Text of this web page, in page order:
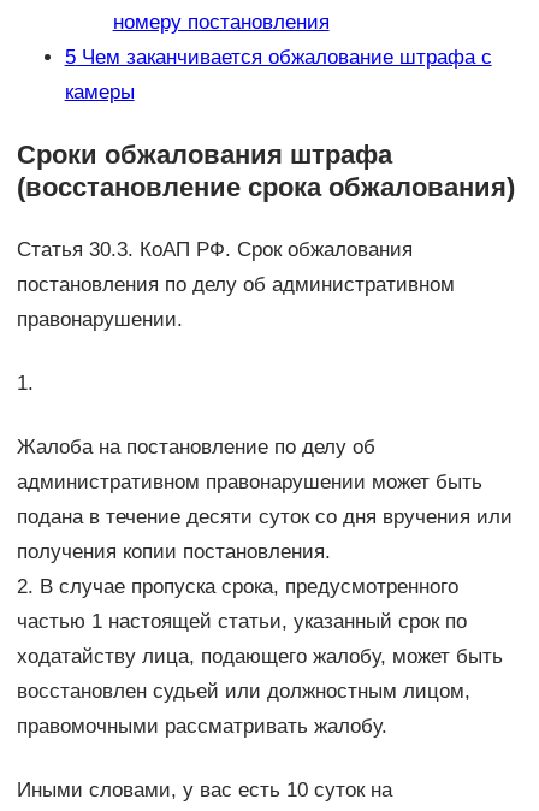
номеру постановления
5Чем заканчивается обжалование штрафа с
камеры
Сроки обжалования штрафа
(восстановление срока обжалования)
Статья 30.3. КоАП РФ. Срок обжалования
постановления по делу об административном
правонарушении.
1.
Жалоба на постановление по делу об
административном правонарушении может быть
подана в течение десяти суток со дня вручения или
получения копии постановления.
2. В случае пропуска срока, предусмотренного
частью 1 настоящей статьи, указанный срок по
ходатайству лица, подающего жалобу, может быть
восстановлен судьей или должностным лицом,
правомочными рассматривать жалобу.
Иными словами, у вас есть 10 суток на